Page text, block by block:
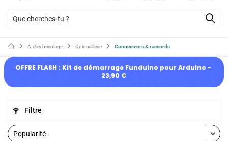
Atelier bricolage Quincaillerie Connecteurs & raccords
OFFRE FLASH : Kit de démarrage Funduino pour Arduino -
23,90 €
Filtre